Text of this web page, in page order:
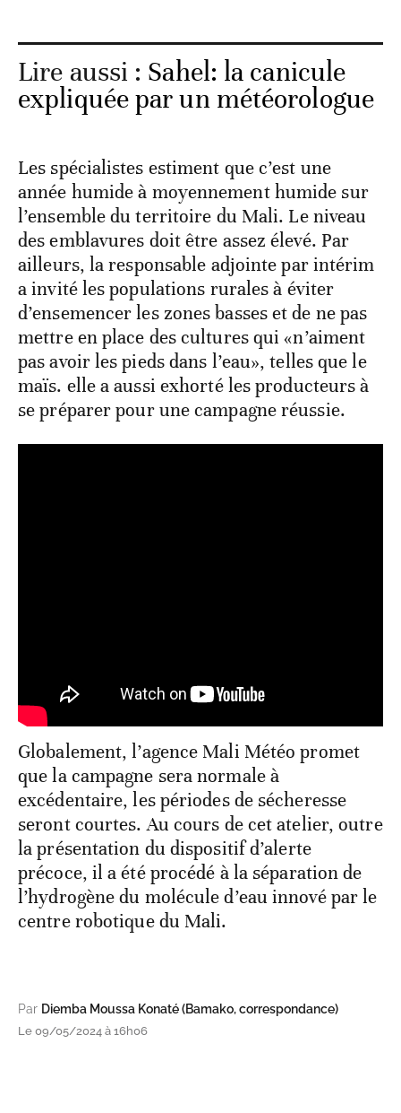
Lire aussi : Sahel: la canicule
expliquée par un météorologue
Les spécialistes estiment que c’est une
année humide à moyennement humide sur
l’ensemble du territoire du Mali. Le niveau
des emblavures doit être assez élevé. Par
ailleurs, la responsable adjointe par intérim
a invité les populations rurales à éviter
d’ensemencer les zones basses et de ne pas
mettre en place des cultures qui «n’aiment
pas avoir les pieds dans l’eau», telles que le
maïs. elle a aussi exhorté les producteurs à
se préparer pour une campagne réussie.
Globalement, l’agence Mali Météo promet
que la campagne sera normale à
excédentaire, les périodes de sécheresse
seront courtes. Au cours de cet atelier, outre
la présentation du dispositif d’alerte
précoce, il a été procédé à la séparation de
l’hydrogène du molécule d’eau innové par le
centre robotique du Mali.
Par Diemba Moussa Konaté (Bamako, correspondance)
Le 09/05/2024 à 16h06